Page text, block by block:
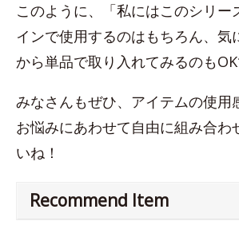
このように、「私にはこのシリー
インで使用するのはもちろん、気
から単品で取り入れてみるのもOK
みなさんもぜひ、アイテムの使用
お悩みにあわせて自由に組み合わ
いね！
Recommend Item